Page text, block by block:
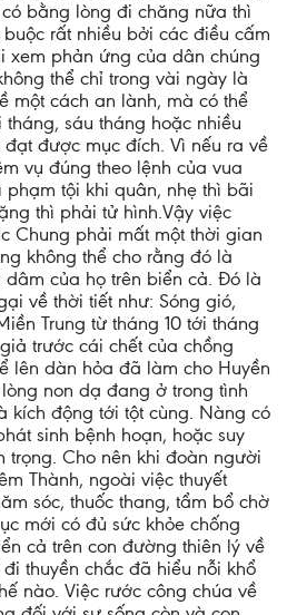
bằng lòng đi chăng nữa thì
rất nhiều bởi các điều cấm
xem phản ứng của dân chúng
thể chỉ trong vài ngày là
một cách an lành, mà có thể
sáu tháng hoặc nhiều
được mục đích. Vì nếu ra về
vụ đúng theo lệnh của vua
tội khi quân, nhẹ thì bãi
thì phải tử hình.Vậy việc
Chung phải mất một thời gian
không thể cho rằng đó là
dâm của họ trên biển cả. Đó là
về thời tiết như: Sóng gió,
Trung từ tháng 10 tới tháng
trước cái chết của chồng
lên dàn hỏa đã làm cho Huyền
non dạ đang ở trong tình
kích động tới tột cùng. Nàng có
sinh bệnh hoạn, hoặc suy
trọng. Cho nên khi đoàn người
Thành, ngoài việc thuyết
sóc, thuốc thang, tẩm bổ chờ
mới có đủ sức khỏe chống
cả trên con đường thiên lý về
thuyền chắc đã hiểu nỗi khổ
nào. Việc rước công chúa về